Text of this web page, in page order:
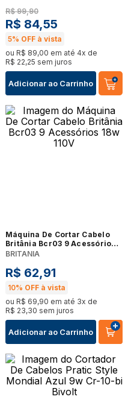
R$ 99,90
R$ 84,55
5% OFF à vista
ou R$ 89,00 em até 4x de
R$ 22,25 sem juros
Adicionar ao Carrinho
Máquina De Cortar Cabelo
Britânia Bcr03 9 Acessórios
18w 110V
BRITANIA
R$ 62,91
10% OFF à vista
ou R$ 69,90 em até 3x de
R$ 23,30 sem juros
Adicionar ao Carrinho